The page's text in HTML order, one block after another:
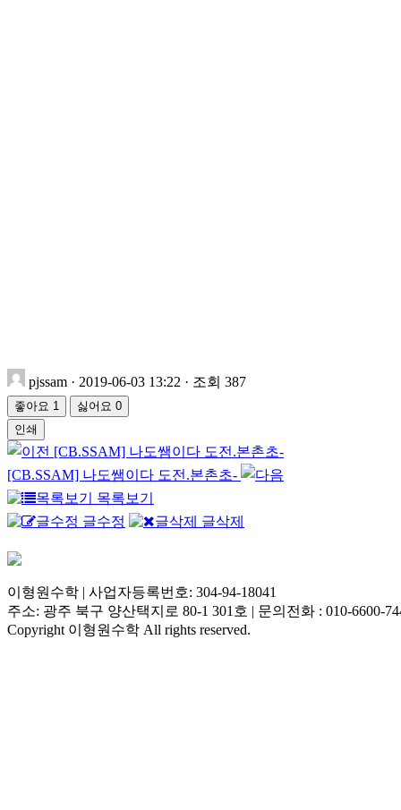
pjssam · 2019-06-03 13:22 · 조회 387
좋아요 1 싫어요 0
인쇄
[CB.SSAM] 나도쌤이다 도전.본촌초-
[CB.SSAM] 나도쌤이다 도전.본촌초-
목록보기
글수정
글삭제
이형원수학 | 사업자등록번호: 304-94-18041
주소: 광주 북구 양산택지로 80-1 301호 | 문의전화 : 010-6600-
Copyright 이형원수학 All rights reserved.